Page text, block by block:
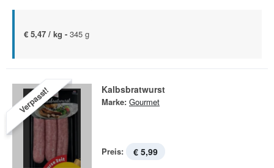
€ 5,47 / kg - 345 g
Verpasst! Kalbsbratwurst
Marke: Gourmet
Preis: € 5,99